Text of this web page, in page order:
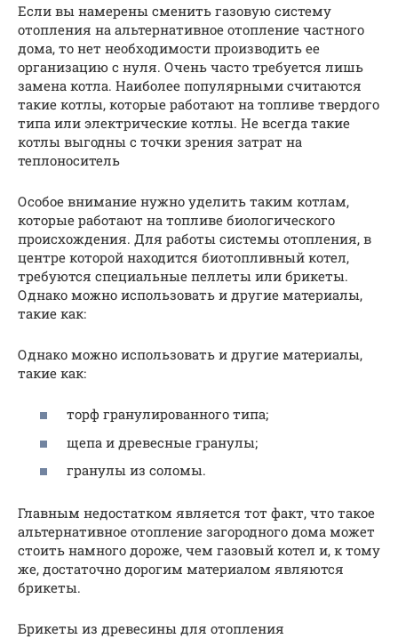
Если вы намерены сменить газовую систему
отопления на альтернативное отопление частного
дома, то нет необходимости производить ее
организацию с нуля. Очень часто требуется лишь
замена котла. Наиболее популярными считаются
такие котлы, которые работают на топливе твердого
типа или электрические котлы. Не всегда такие
котлы выгодны с точки зрения затрат на
теплоноситель
Особое внимание нужно уделить таким котлам,
которые работают на топливе биологического
происхождения. Для работы системы отопления, в
центре которой находится биотопливный котел,
требуются специальные пеллеты или брикеты.
Однако можно использовать и другие материалы,
такие как:
Однако можно использовать и другие материалы,
такие как:
торф гранулированного типа;
щепа и древесные гранулы;
гранулы из соломы.
Главным недостатком является тот факт, что такое
альтернативное отопление загородного дома может
стоить намного дороже, чем газовый котел и, к тому
же, достаточно дорогим материалом являются
брикеты.
Брикеты из древесины для отопления